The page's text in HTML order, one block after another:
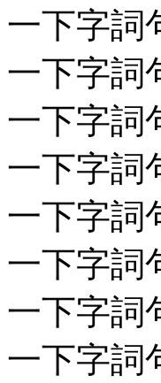
一下字詞
一下字詞
一下字詞
一下字詞
一下字詞
一下字詞
一下字詞
一下字詞